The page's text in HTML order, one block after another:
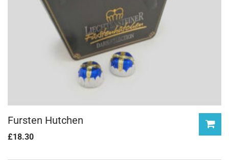
Fursten Hutchen
£18.30